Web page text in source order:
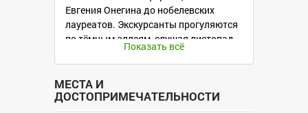
Евгения Онегина до нобелевских
лауреатов. Экскурсанты прогуляются
по тёмным аллеям, слушая листопад,
и попробуют песни на вкус в хорошей
компании.
Экскурсовод - Болдыжева Надежда
Показать всё
МЕСТА И
ДОСТОПРИМЕЧАТЕЛЬНОСТИ